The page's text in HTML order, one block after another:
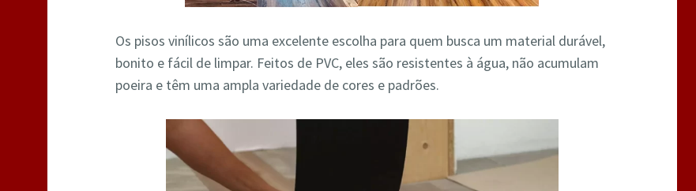
Os pisos vinílicos são uma excelente escolha para quem busca um material durável,
bonito e fácil de limpar. Feitos de PVC, eles são resistentes à água, não acumulam
poeira e têm uma ampla variedade de cores e padrões.